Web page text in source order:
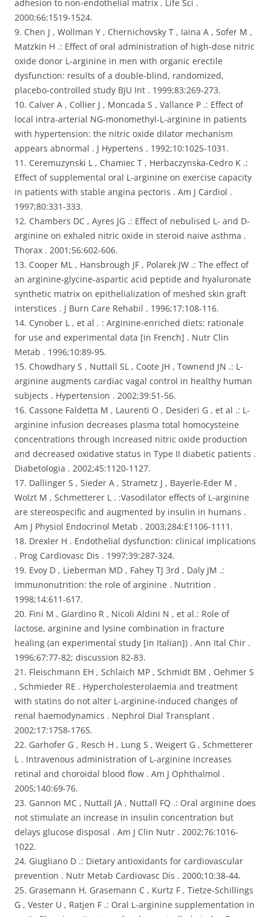
adhesion to non-endothelial matrix . Life Sci .
2000;66:1519-1524.
9. Chen J , Wollman Y , Chernichovsky T , Iaina A , Sofer M ,
Matzkin H .: Effect of oral administration of high-dose nitric
oxide donor L-arginine in men with organic erectile
dysfunction: results of a double-blind, randomized,
placebo-controlled study BJU Int . 1999;83:269-273.
10. Calver A , Collier J , Moncada S , Vallance P .: Effect of
local intra-arterial NG-monomethyl-L-arginine in patients
with hypertension: the nitric oxide dilator mechanism
appears abnormal . J Hypertens . 1992;10:1025-1031.
11. Ceremuzynski L , Chamiec T , Herbaczynska-Cedro K .:
Effect of supplemental oral L-arginine on exercise capacity
in patients with stable angina pectoris . Am J Cardiol .
1997;80:331-333.
12. Chambers DC , Ayres JG .: Effect of nebulised L- and D-
arginine on exhaled nitric oxide in steroid naive asthma .
Thorax . 2001;56:602-606.
13. Cooper ML , Hansbrough JF , Polarek JW .: The effect of
an arginine-glycine-aspartic acid peptide and hyaluronate
synthetic matrix on epithelialization of meshed skin graft
interstices . J Burn Care Rehabil . 1996;17:108-116.
14. Cynober L , et al . : Arginine-enriched diets: rationale
for use and experimental data [in French] . Nutr Clin
Metab . 1996;10:89-95.
15. Chowdhary S , Nuttall SL , Coote JH , Townend JN .: L-
arginine augments cardiac vagal control in healthy human
subjects . Hypertension . 2002;39:51-56.
16. Cassone Faldetta M , Laurenti O , Desideri G , et al .: L-
arginine infusion decreases plasma total homocysteine
concentrations through increased nitric oxide production
and decreased oxidative status in Type II diabetic patients .
Diabetologia . 2002;45:1120-1127.
17. Dallinger S , Sieder A , Strametz J , Bayerle-Eder M ,
Wolzt M , Schmetterer L . :Vasodilator effects of L-arginine
are stereospecific and augmented by insulin in humans .
Am J Physiol Endocrinol Metab . 2003;284:E1106-1111.
18. Drexler H . Endothelial dysfunction: clinical implications
. Prog Cardiovasc Dis . 1997;39:287-324.
19. Evoy D , Lieberman MD , Fahey TJ 3rd , Daly JM .:
Immunonutrition: the role of arginine . Nutrition .
1998;14:611-617.
20. Fini M , Giardino R , Nicoli Aldini N , et al.: Role of
lactose, arginine and lysine combination in fracture
healing (an experimental study [in Italian]) . Ann Ital Chir .
1996;67:77-82; discussion 82-83.
21. Fleischmann EH , Schlaich MP , Schmidt BM , Oehmer S
, Schmieder RE . Hypercholesterolaemia and treatment
with statins do not alter L-arginine-induced changes of
renal haemodynamics . Nephrol Dial Transplant .
2002;17:1758-1765.
22. Garhofer G , Resch H , Lung S , Weigert G , Schmetterer
L . Intravenous administration of L-arginine increases
retinal and choroidal blood flow . Am J Ophthalmol .
2005;140:69-76.
23. Gannon MC , Nuttall JA , Nuttall FQ .: Oral arginine does
not stimulate an increase in insulin concentration but
delays glucose disposal . Am J Clin Nutr . 2002;76:1016-
1022.
24. Giugliano D .: Dietary antioxidants for cardiovascular
prevention . Nutr Metab Cardiovasc Dis . 2000;10:38-44.
25. Grasemann H, Grasemann C , Kurtz F , Tietze-Schillings
G , Vester U , Ratjen F .: Oral L-arginine supplementation in